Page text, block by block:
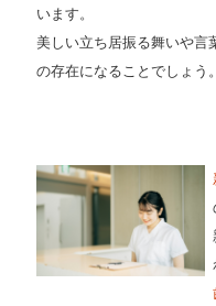
います。
美しい立ち居振る舞いや言
の存在になることでしょう。